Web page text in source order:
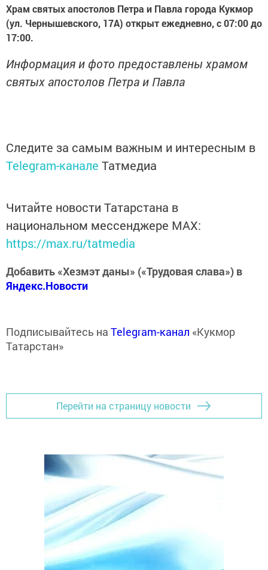
Храм святых апостолов Петра и Павла города Кукмор
(ул. Чернышевского, 17А) открыт ежедневно, с 07:00 до
17:00.
Информация и фото предоставлены храмом
святых апостолов Петра и Павла
Следите за самым важным и интересным в
Telegram-канале Татмедиа
Читайте новости Татарстана в
национальном мессенджере MАХ:
https://max.ru/tatmedia
Добавить «Хезмэт даны» («Трудовая слава») в
Яндекс.Новости
Подписывайтесь на Telegram-канал «Кукмор
Татарстан»
Перейти на страницу новости